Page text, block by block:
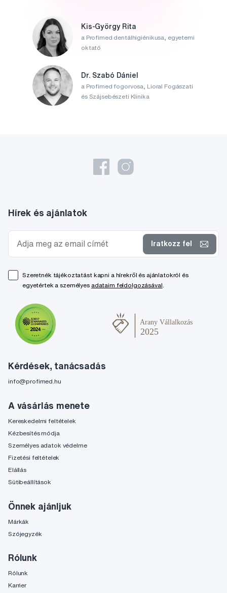
Kis-György Rita
a Profimed dentálhigiénikusa, egyetemi
oktató
Dr. Szabó Dániel
a Profimed fogorvosa, Lioral Fogászati
és Szájsebészeti Klinika
Kérdések, tanácsadás
info@profimed.hu
A vásárlás menete
Kereskedelmi feltételek
Kézbesítés módja
Személyes adatok védelme
Fizetési feltételek
Elállás
Sütibeállítások
Önnek ajánljuk
Márkák
Szójegyzék
Rólunk
Rólunk
Karrier
Hírek és ajánlatok
Iratkozz fel
Szeretnék tájékoztatást kapni a hírekről és ajánlatokról és
egyetértek a személyes adataim feldolgozásával